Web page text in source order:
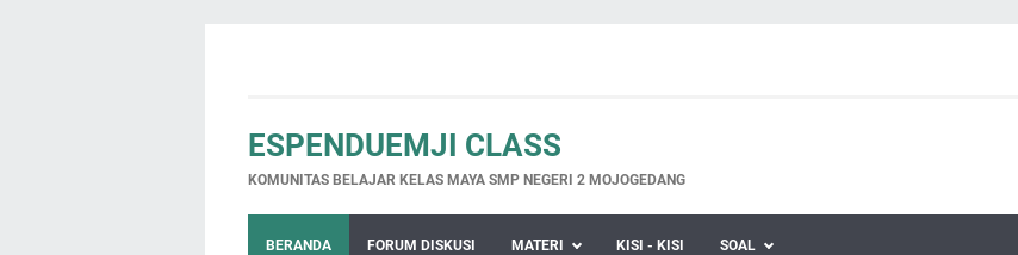
ESPENDUEMJI CLASS
KOMUNITAS BELAJAR KELAS MAYA SMP NEGERI 2 MOJOGEDANG
BERANDA FORUM DISKUSI MATERI KISI - KISI SOAL